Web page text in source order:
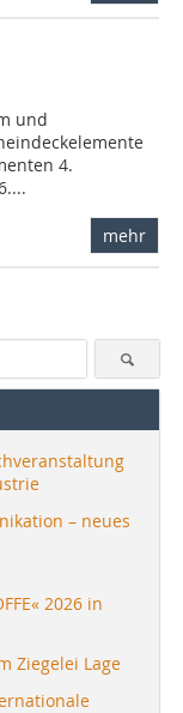
und
4.
mehr
– neues
2026 in
Ziegelei Lage